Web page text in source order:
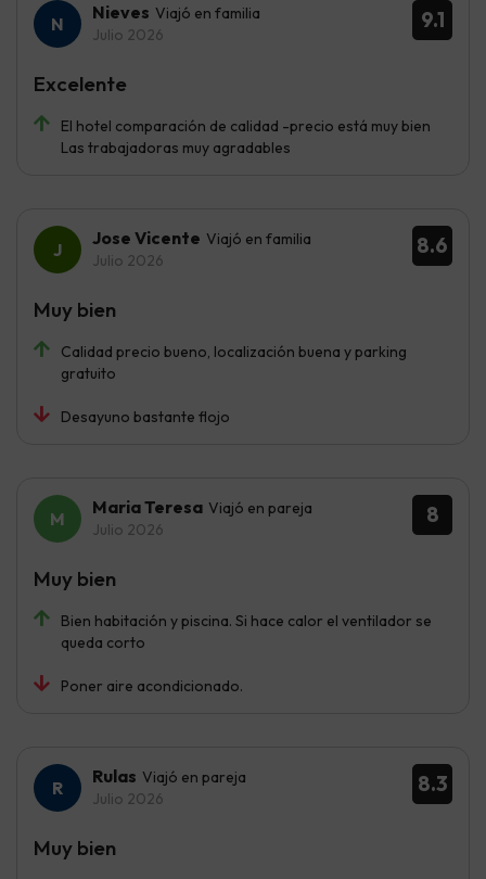
9.1
Nieves Viajó en familia
Julio 2026
El hotel comparación de calidad -precio está muy bien
Las trabajadoras muy agradables
Excelente
8.6
Jose Vicente Viajó en familia
Julio 2026
Calidad precio bueno, localización buena y parking
gratuito
Desayuno bastante flojo
Muy bien
8
Maria Teresa Viajó en pareja
Julio 2026
Bien habitación y piscina. Si hace calor el ventilador se
queda corto
Poner aire acondicionado.
Muy bien
8.3
Rulas Viajó en pareja
Julio 2026
Muy bien